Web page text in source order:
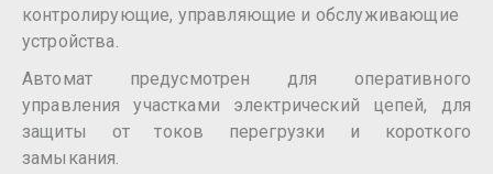
контролирующие, управляющие и обслуживающие
устройства.
Автомат предусмотрен для оперативного
управления участками электрический цепей, для
защиты от токов перегрузки и короткого
замыкания.